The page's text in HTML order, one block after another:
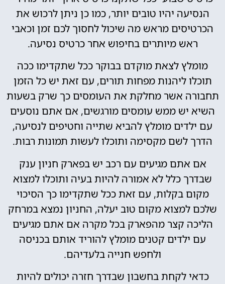
הנסיעה יהיו טובים יותר, כמו כן ניתן לרכוש את
הכרטיסים מראש מה שיכול לחסוך לכם זמן וכאבי
ראש מיותרים בחיפוש אחר כרטיס נסיעה.
מומלץ לצאת מוקדם בבוקר ככל שתקדימו ככה
תוכלו ליהנות מפחות תורים, עם זאת יש כל הזמן
תחבורה אשר מחלקת את העומסים כך שרק בשעות
השיא יש ממש עומסים מורגשים, אם אתם נוסעים
עם ילדים מומלץ להביא שתייה וחטיפים לנסיעה,
הדרך לשם מקסימה ותוכלו לעשות תמונות רבות.
אם אתם מגיעים עם רכב יש בפארק חניון ענק
שבדרך כלל לא אמורה להיות בעיה ותוכלו למצוא
מקום בקלות, עם זאת ככל שתקדימו כך הסיכוי
שלכם למצוא מקום טוב יעלה, החניון נמצא במרחק
הליכה קצר מהפארק בכל מקרה אם אתם מגיעים
עם ילדים קטנים מומלץ להוריד אותם בכניסה
ולחפש חנייה בלעדיהם.
כדאי לקחת בחשבון שבדרך חזרה יכולים להיות